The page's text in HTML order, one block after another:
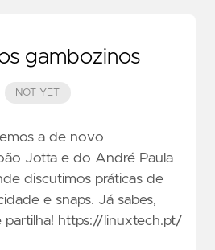
gambozinos
NOT YET
a de novo
Jotta e do André Paula
discutimos práticas de
e snaps. Já sabes,
partilha! https://linuxtech.pt/